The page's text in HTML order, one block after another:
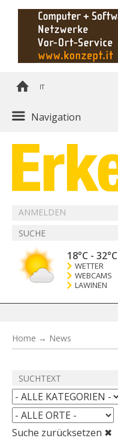
IT
Navigation
ANMELDEN
18°C - 32°C
WETTER
WEBCAMS
LAWINEN
Home → News
Suche zurücksetzen ✖